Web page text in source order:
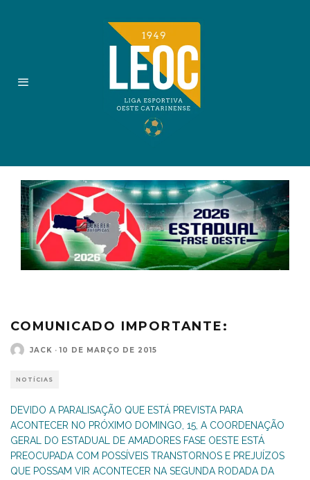
COMUNICADO IMPORTANTE:
JACK · 10 DE MARÇO DE 2015
NOTÍCIAS
DEVIDO A PARALISAÇÃO QUE ESTÁ PREVISTA PARA
ACONTECER NO PRÓXIMO DOMINGO, 15, A COORDENAÇÃO
GERAL DO ESTADUAL DE AMADORES FASE OESTE ESTÁ
PREOCUPADA COM POSSÍVEIS TRANSTORNOS E PREJUÍZOS
QUE POSSAM VIR ACONTECER NA SEGUNDA RODADA DA